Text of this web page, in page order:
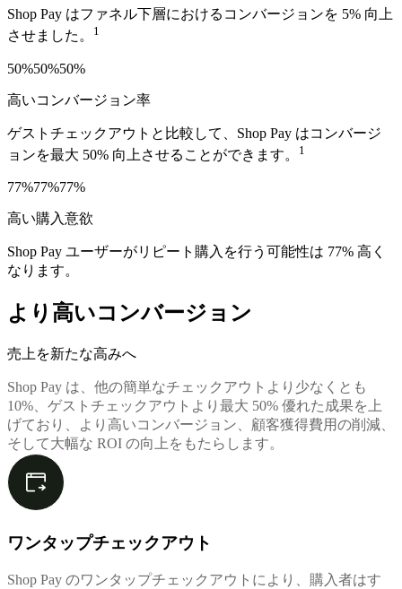
Shop Pay はファネル下層におけるコンバージョンを 5% 向上
させました。
1
50%50%50%
高いコンバージョン率
ゲストチェックアウトと比較して、Shop Pay はコンバージ
ョンを最大 50% 向上させることができます。
1
77%77%77%
高い購入意欲
Shop Pay ユーザーがリピート購入を行う可能性は 77% 高く
なります。
より高いコンバージョン
売上を新たな高みへ
Shop Pay は、他の簡単なチェックアウトより少なくとも
10%、ゲストチェックアウトより最大 50% 優れた成果を上
げており、より高いコンバージョン、顧客獲得費用の削減、
そして大幅な ROI の向上をもたらします。
ワンタップチェックアウト
Shop Pay のワンタップチェックアウトにより、購入者はす